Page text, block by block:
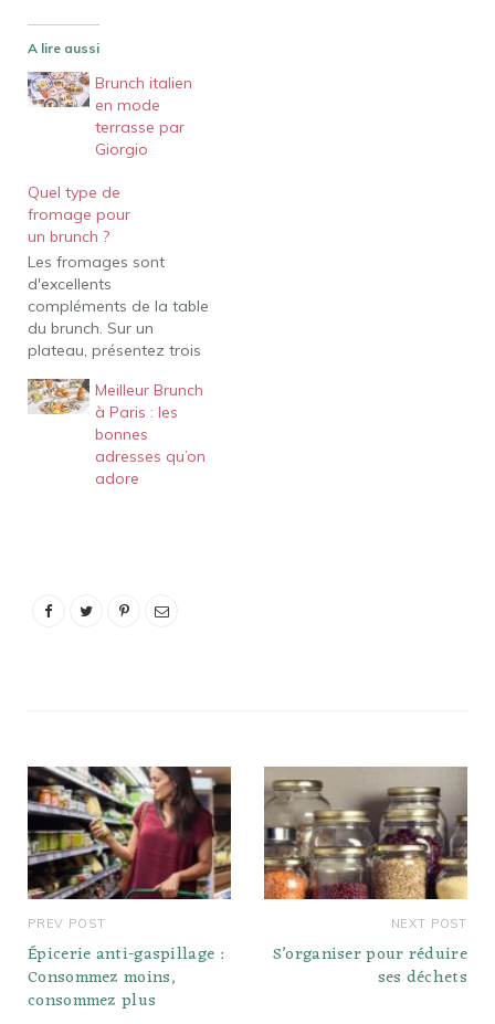
A lire aussi
Brunch italien
en mode
terrasse par
Giorgio
Quel type de
fromage pour
un brunch ?
Les fromages sont
d'excellents
compléments de la table
du brunch. Sur un
plateau, présentez trois
pâte crémeuse (brie,
camembert), une ou
deux pâtes fermes et
demi-fermes (gruyère,
cheddar, gouda,
Meilleur Brunch
à Paris : les
bonnes
adresses qu’on
adore
PREV POST
Épicerie anti-gaspillage :
Consommez moins,
consommez plus
NEXT POST
S’organiser pour réduire
ses déchets